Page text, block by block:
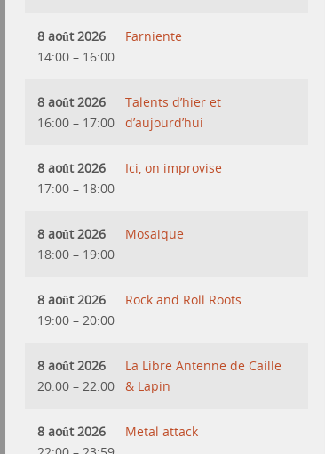
8 août 2026
14:00 – 16:00
Farniente
8 août 2026
16:00 – 17:00
Talents d’hier et
d’aujourd’hui
8 août 2026
17:00 – 18:00
Ici, on improvise
8 août 2026
18:00 – 19:00
Mosaique
8 août 2026
19:00 – 20:00
Rock and Roll Roots
8 août 2026
20:00 – 22:00
La Libre Antenne de Caille
& Lapin
8 août 2026
Metal attack